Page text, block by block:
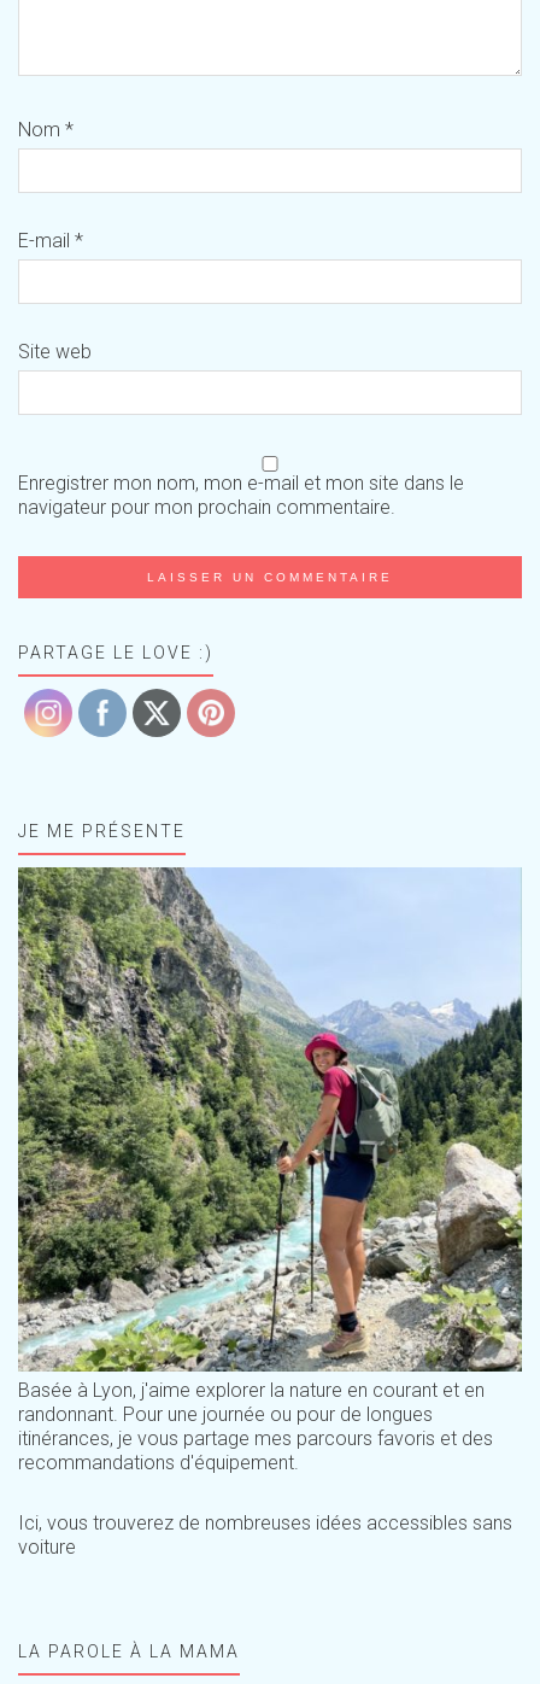
Nom *
E-mail *
Site web
Enregistrer mon nom, mon e-mail et mon site dans le
navigateur pour mon prochain commentaire.
PARTAGE LE LOVE :)
JE ME PRÉSENTE
Basée à Lyon, j'aime explorer la nature en courant et en
randonnant. Pour une journée ou pour de longues
itinérances, je vous partage mes parcours favoris et des
recommandations d'équipement.
Ici, vous trouverez de nombreuses idées accessibles sans
voiture
LA PAROLE À LA MAMA